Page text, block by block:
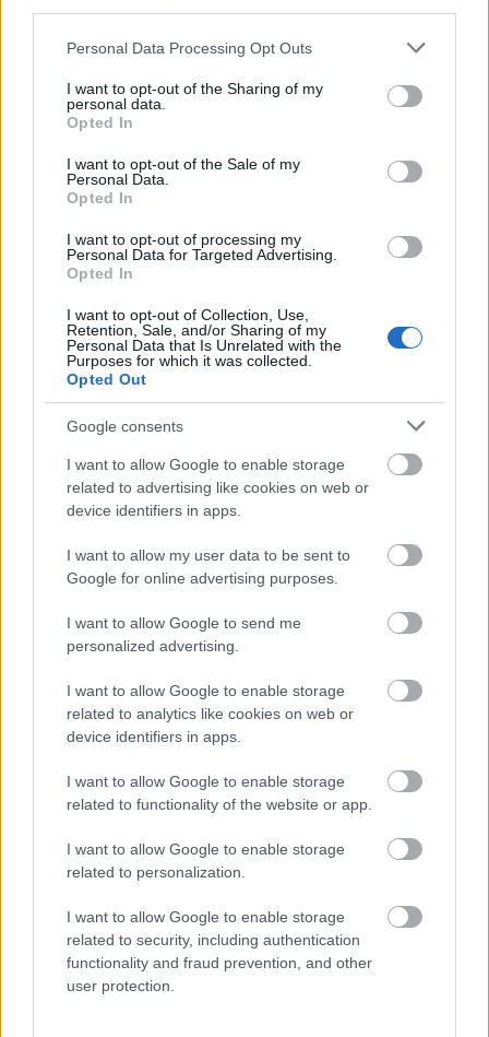
Please note that this website/app uses one or more Google
not limited to your visit or usage behaviour. You may click to
grant or deny consent to Google and its third-party tags to
use your data for below specified purposes in below Google
consent section.
Personal Data Processing Opt Outs
I want to opt-out of the Sharing of my
personal data.
Opted In
I want to opt-out of the Sale of my
Personal Data.
Opted In
I want to opt-out of processing my
Personal Data for Targeted Advertising.
Opted In
I want to opt-out of Collection, Use,
Retention, Sale, and/or Sharing of my
Personal Data that Is Unrelated with the
Purposes for which it was collected.
Opted Out
Google consents
I want to allow Google to enable storage
related to advertising like cookies on web or
device identifiers in apps.
I want to allow my user data to be sent to
Google for online advertising purposes.
I want to allow Google to send me
personalized advertising.
I want to allow Google to enable storage
related to analytics like cookies on web or
device identifiers in apps.
I want to allow Google to enable storage
related to functionality of the website or app.
I want to allow Google to enable storage
related to personalization.
I want to allow Google to enable storage
related to security, including authentication
functionality and fraud prevention, and other
user protection.
Egy egész kontinest érintett a
mostani internetkimaradás, akár
támadás is állhat a háttérben
Informatikai probléma a
Leállt a Messenger? Semmi gond,
pcwplus.hu| 2024.03.05 17:22
Világszinten leállt a Facebook és
pcwplus.hu
A Vodafone és a Telekom is
reagált a mai leállásokra
Valami baj van: akadozik a
hálózata is, weboldalak váltak
elérhetetlenné
A hazai nagyvállalatok döntő
többsége nem tervez leállást
CIO | 2023.07.26 09:16
Problémád volt az Outlook, a
Teams és a OneDrive
használatával? Hackerek
kényszerítették térdre a
Microsoft szolgáltatásait
pcwplus.hu | 2023.06.20 12:02